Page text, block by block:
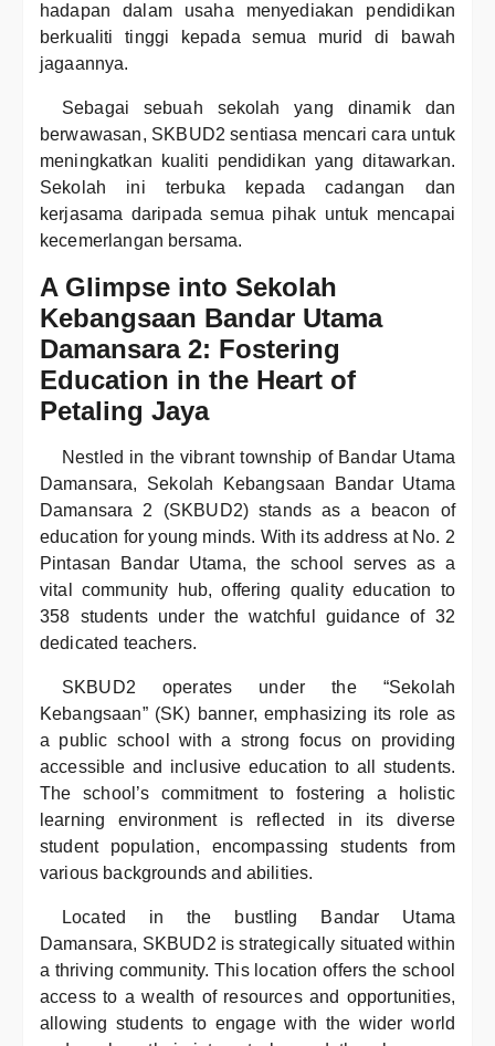
hadapan dalam usaha menyediakan pendidikan
berkualiti tinggi kepada semua murid di bawah
jagaannya.
Sebagai sebuah sekolah yang dinamik dan
berwawasan, SKBUD2 sentiasa mencari cara untuk
meningkatkan kualiti pendidikan yang ditawarkan.
Sekolah ini terbuka kepada cadangan dan
kerjasama daripada semua pihak untuk mencapai
kecemerlangan bersama.
A Glimpse into Sekolah
Kebangsaan Bandar Utama
Damansara 2: Fostering
Education in the Heart of
Petaling Jaya
Nestled in the vibrant township of Bandar Utama
Damansara, Sekolah Kebangsaan Bandar Utama
Damansara 2 (SKBUD2) stands as a beacon of
education for young minds. With its address at No. 2
Pintasan Bandar Utama, the school serves as a
vital community hub, offering quality education to
358 students under the watchful guidance of 32
dedicated teachers.
SKBUD2 operates under the “Sekolah
Kebangsaan” (SK) banner, emphasizing its role as
a public school with a strong focus on providing
accessible and inclusive education to all students.
The school’s commitment to fostering a holistic
learning environment is reflected in its diverse
student population, encompassing students from
various backgrounds and abilities.
Located in the bustling Bandar Utama
Damansara, SKBUD2 is strategically situated within
a thriving community. This location offers the school
access to a wealth of resources and opportunities,
allowing students to engage with the wider world